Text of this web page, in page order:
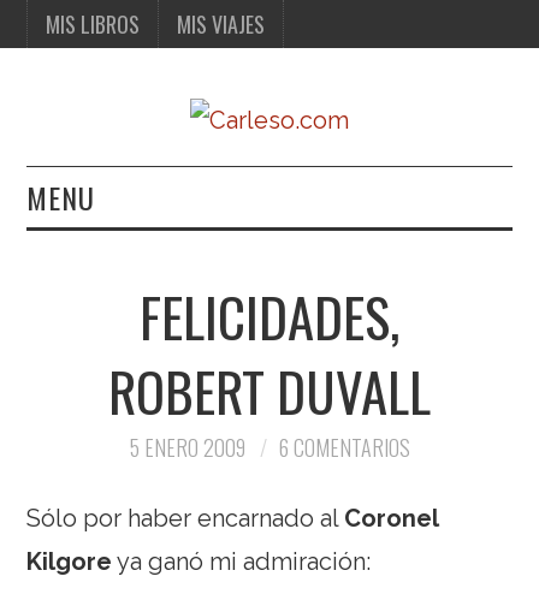
MIS LIBROS MIS VIAJES
MENU
MIS VIAJESFELICIDADES,
ROBERT DUVALL
5 ENERO 2009 6 COMENTARIOS
Sólo por haber encarnado al Coronel
Kilgore ya ganó mi admiración: